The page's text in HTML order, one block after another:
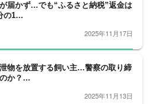
届かず…でも“ふるさと納税”返金は
の1…
2025年11月17日
物を放置する飼い主…警察の取り締
か？…
2025年11月13日